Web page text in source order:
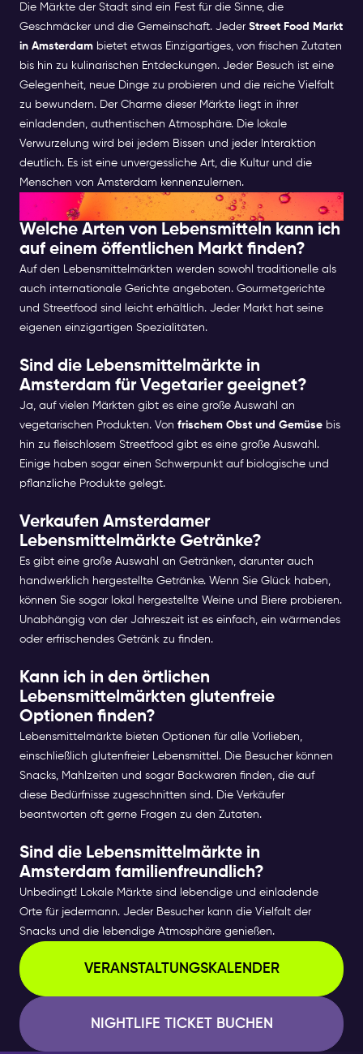
Die Märkte der Stadt sind ein Fest für die Sinne, die
Geschmäcker und die Gemeinschaft. Jeder Street Food Markt
in Amsterdam bietet etwas Einzigartiges, von frischen Zutaten
bis hin zu kulinarischen Entdeckungen. Jeder Besuch ist eine
Gelegenheit, neue Dinge zu probieren und die reiche Vielfalt
zu bewundern. Der Charme dieser Märkte liegt in ihrer
einladenden, authentischen Atmosphäre. Die lokale
Verwurzelung wird bei jedem Bissen und jeder Interaktion
deutlich. Es ist eine unvergessliche Art, die Kultur und die
Menschen von Amsterdam kennenzulernen.
FAQ
Welche Arten von Lebensmitteln kann ich
auf einem öffentlichen Markt finden?
Auf den Lebensmittelmärkten werden sowohl traditionelle als
auch internationale Gerichte angeboten. Gourmetgerichte
und Streetfood sind leicht erhältlich. Jeder Markt hat seine
eigenen einzigartigen Spezialitäten.
Sind die Lebensmittelmärkte in
Amsterdam für Vegetarier geeignet?
Ja, auf vielen Märkten gibt es eine große Auswahl an
vegetarischen Produkten. Von frischem Obst und Gemüse bis
hin zu fleischlosem Streetfood gibt es eine große Auswahl.
Einige haben sogar einen Schwerpunkt auf biologische und
pflanzliche Produkte gelegt.
Verkaufen Amsterdamer
Lebensmittelmärkte Getränke?
Es gibt eine große Auswahl an Getränken, darunter auch
handwerklich hergestellte Getränke. Wenn Sie Glück haben,
können Sie sogar lokal hergestellte Weine und Biere probieren.
Unabhängig von der Jahreszeit ist es einfach, ein wärmendes
oder erfrischendes Getränk zu finden.
Kann ich in den örtlichen
Lebensmittelmärkten glutenfreie
Optionen finden?
Lebensmittelmärkte bieten Optionen für alle Vorlieben,
einschließlich glutenfreier Lebensmittel. Die Besucher können
Snacks, Mahlzeiten und sogar Backwaren finden, die auf
diese Bedürfnisse zugeschnitten sind. Die Verkäufer
beantworten oft gerne Fragen zu den Zutaten.
Sind die Lebensmittelmärkte in
Amsterdam familienfreundlich?
Unbedingt! Lokale Märkte sind lebendige und einladende
Orte für jedermann. Jeder Besucher kann die Vielfalt der
Snacks und die lebendige Atmosphäre genießen.
VERANSTALTUNGSKALENDER
NIGHTLIFE TICKET BUCHEN